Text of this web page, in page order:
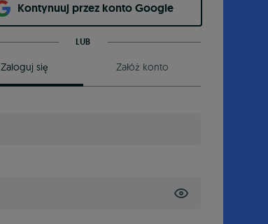
Kontynuuj przez konto Google
LUB
Zaloguj się Załóż konto